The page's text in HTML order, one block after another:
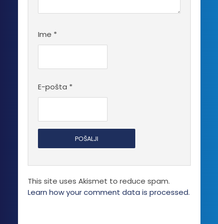
Ime *
E-pošta *
This site uses Akismet to reduce spam.
Learn how your comment data is processed.